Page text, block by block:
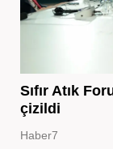
Sıfır Atık
çizildi
Haber7